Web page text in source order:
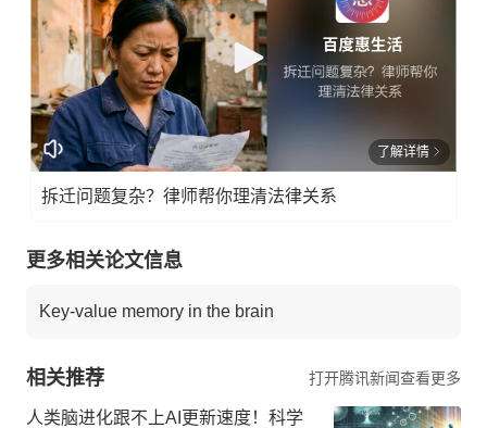
了解详情
拆迁问题复杂？律师帮你理清法律关系
更多相关论文信息
Key-value memory in the brain
相关推荐 打开腾讯新闻查看更多
人类脑进化跟不上AI更新速度！科学